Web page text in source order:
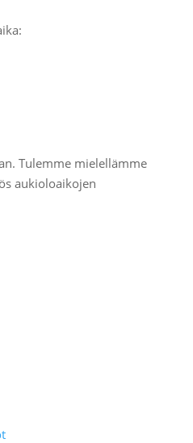
Tulemme mielellämme
aukioloaikojen